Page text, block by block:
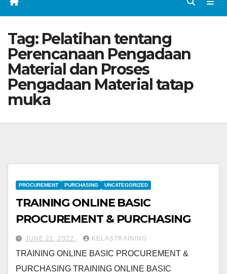
Tag: Pelatihan tentang
Perencanaan Pengadaan
Material dan Proses
Pengadaan Material tatap
muka
PROCUREMENT PURCHASING UNCATEGORIZED
TRAINING ONLINE BASIC
PROCUREMENT & PURCHASING
JUNE 21, 2022 KELASTRAINING
TRAINING ONLINE BASIC PROCUREMENT &
PURCHASING TRAINING ONLINE BASIC